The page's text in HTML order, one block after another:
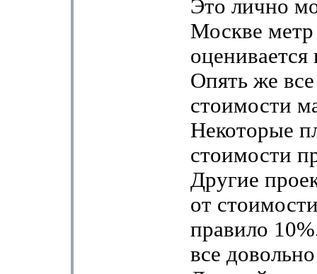
Это лично
Москве
оценивается
Опять же
стоимости
Некоторые
стоимости
Другие
от
правило
все